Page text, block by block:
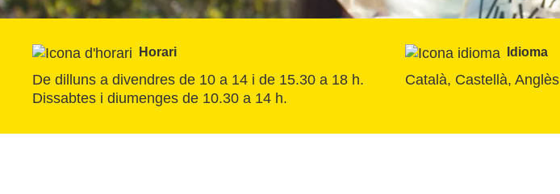
Horari
De dilluns a divendres de 10 a 14 i de 15.30 a 18 h.
Dissabtes i diumenges de 10.30 a 14 h.
Idioma
Català, Castellà, Anglès